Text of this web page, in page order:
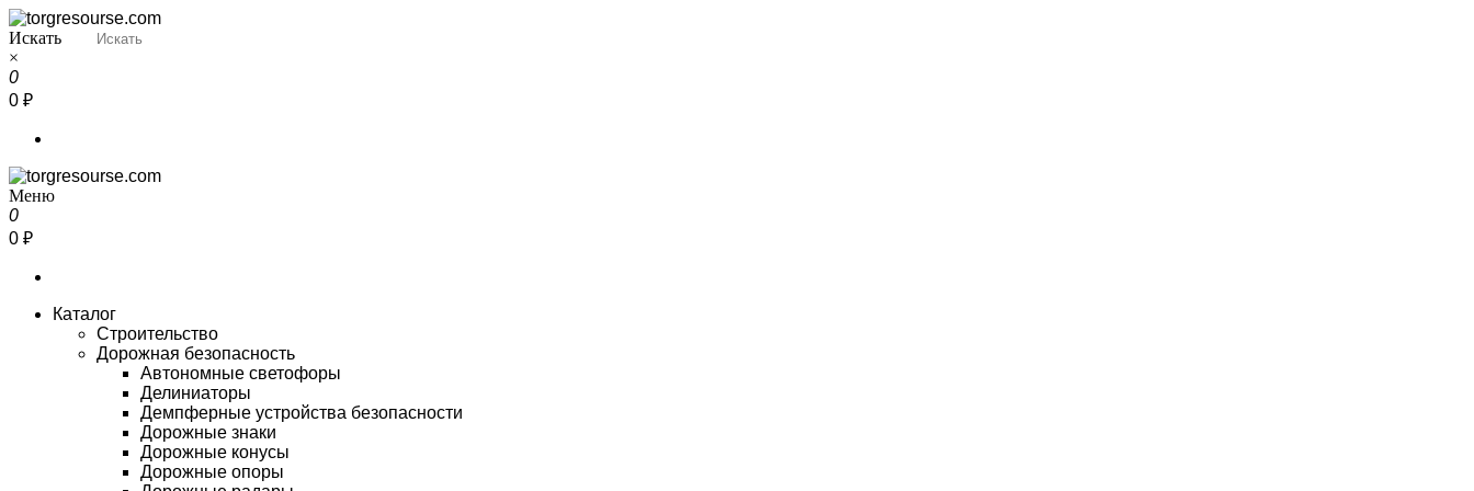
Перейти
к
содержимому
Torgresourse
Промышленный маркетплейс
Искать
×
0
0 ₽
Torgresourse
Промышленный маркетплейс
Меню
0
0 ₽
Каталог
Строительство
Дорожная безопасность
Автономные светофоры
Делиниаторы
Демпферные устройства безопасности
Дорожные знаки
Дорожные конусы
Дорожные опоры